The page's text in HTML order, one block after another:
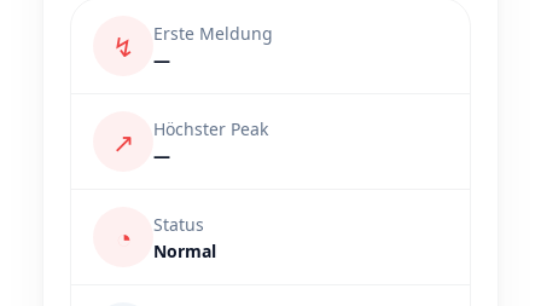
↯
Erste Meldung
—
↗
Höchster Peak
—
◔
Status
Normal